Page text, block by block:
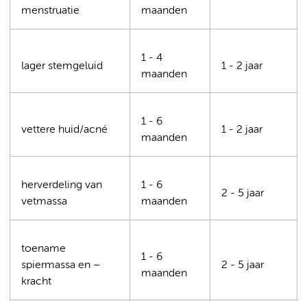
menstruatie
maanden
lager stemgeluid
1 - 4
maanden
1 - 2 jaar
vettere huid/acné
1 - 6
maanden
1 - 2 jaar
herverdeling van
vetmassa
1 - 6
maanden
2 - 5 jaar
toename
spiermassa en –
kracht
1 - 6
maanden
2 - 5 jaar